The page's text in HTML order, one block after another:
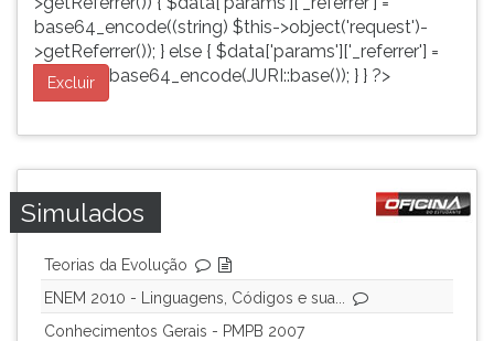
base64_encode((string) $this->object('request')-
>getReferrer()); } else { $data['params']['_referrer'] =
base64_encode(JURI::base()); } } ?>
Excluir
Simulados
Teorias da Evolução
ENEM 2010 - Linguagens, Códigos e sua...
Conhecimentos Gerais - PMPB 2007